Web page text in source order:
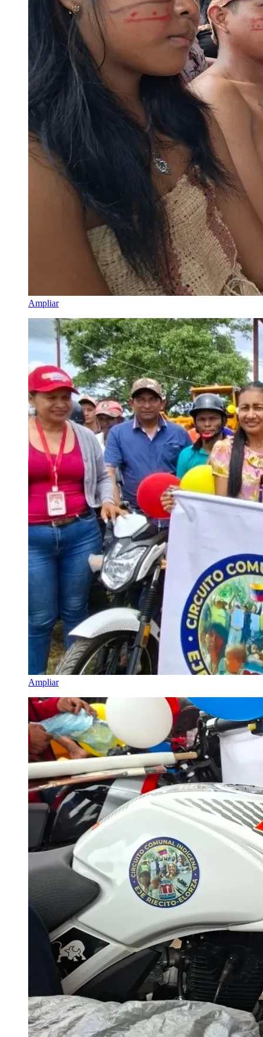
Ampliar
Ampliar